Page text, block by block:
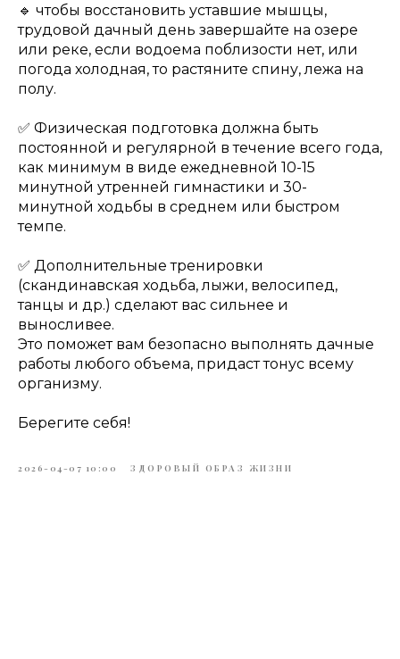
🔹 чтобы восстановить уставшие мышцы,
трудовой дачный день завершайте на озере
или реке, если водоема поблизости нет, или
погода холодная, то растяните спину, лежа на
полу.
✅ Физическая подготовка должна быть
постоянной и регулярной в течение всего года,
как минимум в виде ежедневной 10-15
минутной утренней гимнастики и 30-
минутной ходьбы в среднем или быстром
темпе.
✅ Дополнительные тренировки
(скандинавская ходьба, лыжи, велосипед,
танцы и др.) сделают вас сильнее и
выносливее.
Это поможет вам безопасно выполнять дачные
работы любого объема, придаст тонус всему
организму.
Берегите себя!
2026-04-07 10:00 ЗДОРОВЫЙ ОБРАЗ ЖИЗНИ